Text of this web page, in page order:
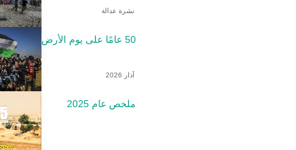
نشرة عدالة
50 عامًا على يوم الأرض
آذار 2026
ملخص عام 2025